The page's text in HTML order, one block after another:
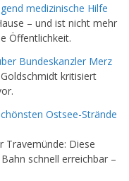
medizinische Hilfe
– und ist nicht mehr
Öffentlichkeit.
Bundeskanzler Merz
kritisiert
Ostsee-Strände
Travemünde: Diese
schnell erreichbar –